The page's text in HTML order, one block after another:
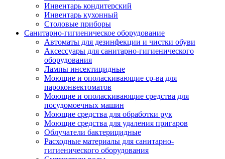
Инвентарь кондитерский
Инвентарь кухонный
Столовые приборы
Санитарно-гигиеническое оборудование
Автоматы для дезинфекции и чистки обуви
Аксессуары для санитарно-гигиенического
оборудования
Лампы инсектицидные
Моющие и ополаскивающие ср-ва для
пароконвектоматов
Моющие и ополаскивающие средства для
посудомоечных машин
Моющие средства для обработки рук
Моющие средства для удаления пригаров
Облучатели бактерицидные
Расходные материалы для санитарно-
гигиенического оборудования